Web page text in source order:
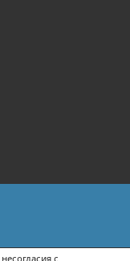
ПЕРСОНАЛЬНЫХ ДАННЫХ
с